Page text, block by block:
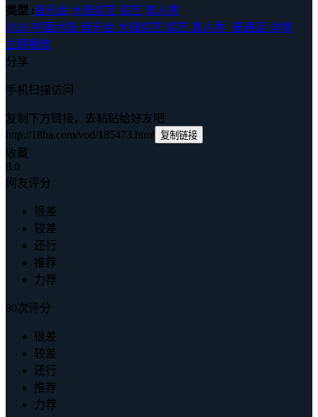
类型 :音乐会 大陆综艺 综艺 真人秀
2026·中国大陆·音乐会 大陆综艺 综艺 真人秀 ·普通话·详情
立即播放
分享
手机扫描访问
复制下方链接，去粘贴给好友吧
http://18ha.com/vod/185473.html 复制链接
收藏
8.0
网友评分
很差
较差
还行
推荐
力荐
80次评分
很差
较差
还行
推荐
力荐